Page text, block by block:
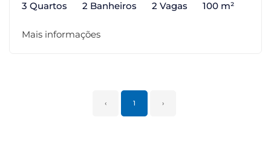
3 Quartos 2 Banheiros 2 Vagas 100 m²
Mais informações
‹ 1 ›